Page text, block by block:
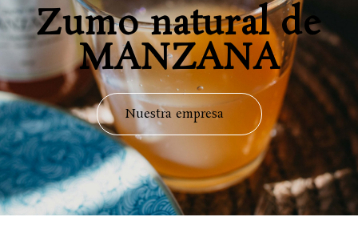
Zumo natural de
MANZANA
Nuestra empresa